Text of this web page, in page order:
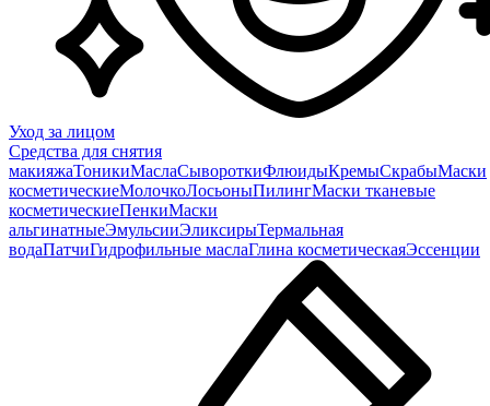
Уход за лицом
Средства для снятия
макияжаТоникиМаслаСывороткиФлюидыКремыСкрабыМаски
косметическиеМолочкоЛосьоныПилингМаски тканевые
косметическиеПенкиМаски
альгинатныеЭмульсииЭликсирыТермальная
водаПатчиГидрофильные маслаГлина косметическаяЭссенции